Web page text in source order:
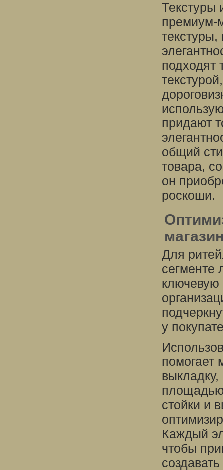
Текстуры
премиум-
подходят
придают
общий
товара,
он
роскоши.
Для
сегменте
у
помогает
стойки и
Каждый
чтобы